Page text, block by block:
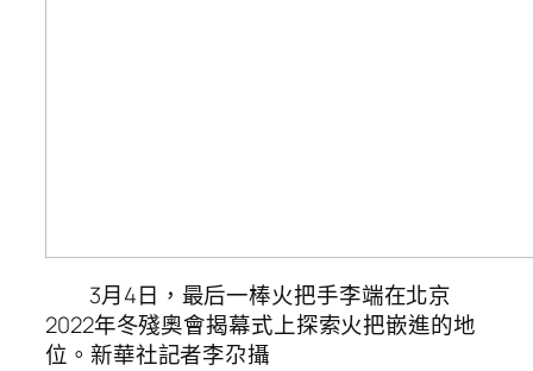
3月4日，最后一棒火把手李端在北京
2022年冬殘奧會揭幕式上探索火把嵌進的地
位。新華社記者李尕攝